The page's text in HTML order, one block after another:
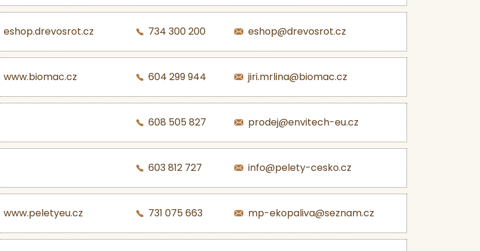
eshop.drevosrot.cz 734 300 200 eshop@drevosrot.cz
www.biomac.cz 604 299 944 jiri.mrlina@biomac.cz
608 505 827 prodej@envitech-eu.cz
603 812 727 info@pelety-cesko.cz
www.peletyeu.cz 731 075 663 mp-ekopaliva@seznam.cz